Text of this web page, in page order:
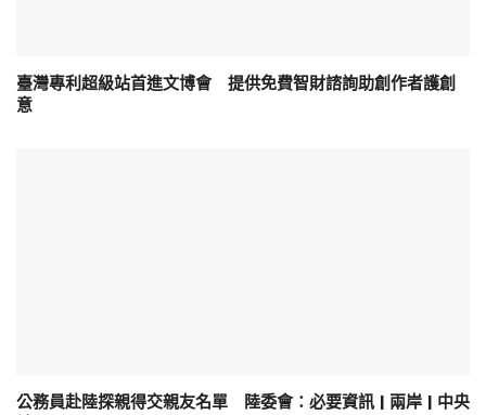
臺灣專利超級站首進文博會 提供免費智財諮詢助創作者護創
意
公務員赴陸探親得交親友名單 陸委會：必要資訊 | 兩岸 | 中央